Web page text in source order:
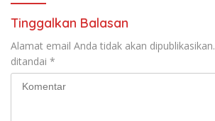
Tinggalkan Balasan
Alamat email Anda tidak akan dipublikasikan.
ditandai *